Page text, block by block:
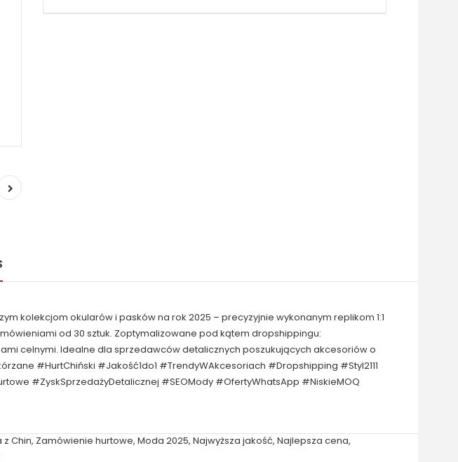
kolekcjom okularów i pasków na rok 2025 – precyzyjnie wykonanym replikom 1:1
od 30 sztuk. Zoptymalizowane pod kątem dropshippingu:
celnymi. Idealne dla sprzedawców detalicznych poszukujących akcesoriów o
#HurtChiński #Jakość1do1 #TrendyWAkcesoriach #Dropshipping #Styl2111
#ZyskSprzedażyDetalicznej #SEOMody #OfertyWhatsApp #NiskieMOQ
Chin, Zamówienie hurtowe, Moda 2025, Najwyższa jakość, Najlepsza cena,